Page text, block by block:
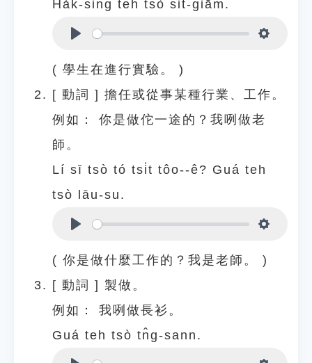
Ha̍k-sing teh tsò si̍t-giām.
( 學生在進行實驗。 )
[ 動詞 ] 擔任或從事某種行業、工作。
例如：
你是做佗一途的？我咧做老
師。
Lí sī tsò tó tsi̍t tôo--ê? Guá teh
tsò lāu-su.
( 你是做什麼工作的？我是老師。 )
[ 動詞 ] 製做。
例如：
我咧做長衫。
Guá teh tsò tn̂g-sann.